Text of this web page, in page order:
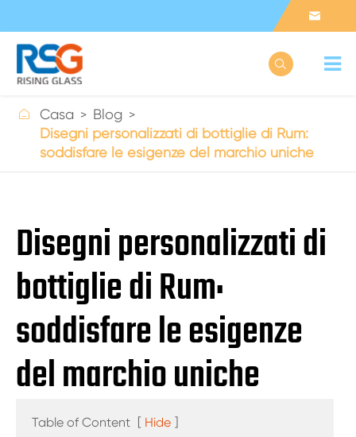


 Casa
Blog
Disegni personalizzati di bottiglie di Rum:
soddisfare le esigenze del marchio uniche
Disegni personalizzati di
bottiglie di Rum:
soddisfare le esigenze
del marchio uniche
Table of Content [ Hide ]